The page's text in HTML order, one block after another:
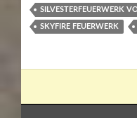
SILVESTERFEUERWERK
SKYFIRE FEUERWERK